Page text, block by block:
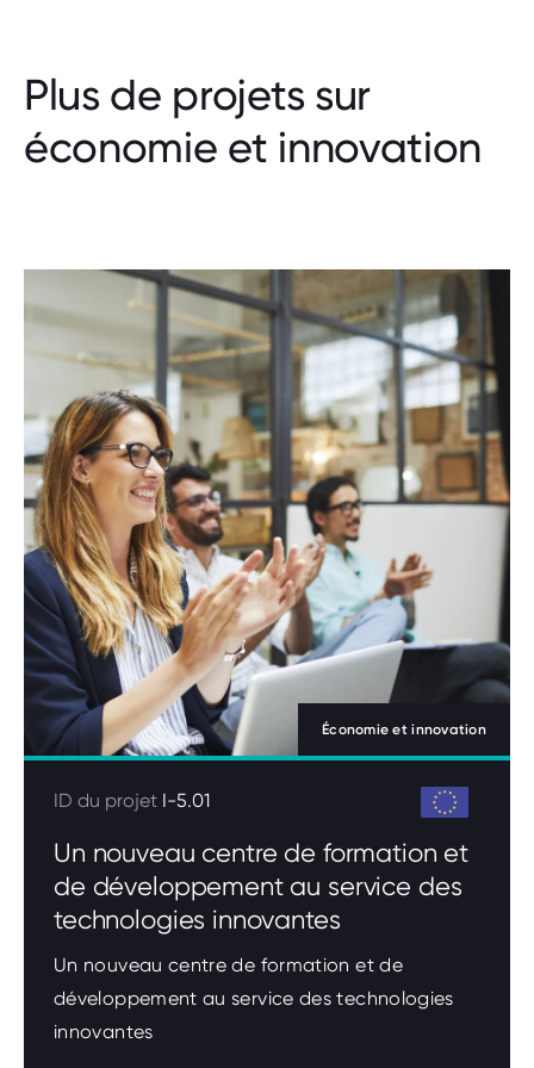
Plus de projets sur
économie et innovation
Économie et innovation
ID du projet I-5.01
Un nouveau centre de formation et
de développement au service des
technologies innovantes
Un nouveau centre de formation et de
développement au service des technologies
innovantes